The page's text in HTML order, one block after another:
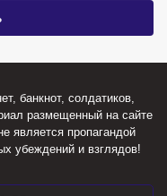
банкнот, солдатиков,
размещенный на сайте
является пропагандой
убеждений и взглядов!